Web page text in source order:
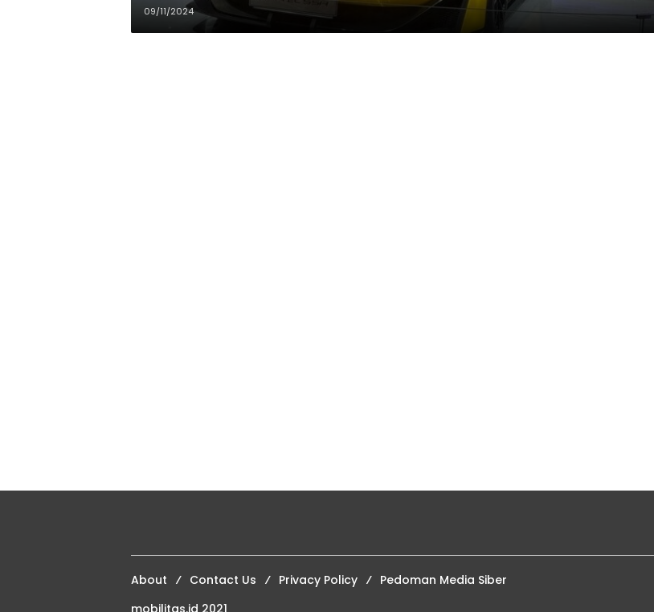
09/11/2024
About Contact Us Privacy Policy
Pedoman Media Siber
mobilitas.id 2021